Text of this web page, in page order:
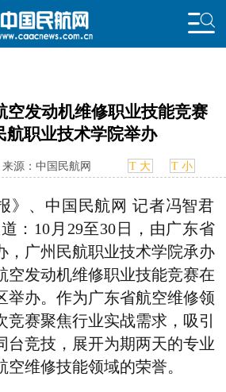
国内 国际
智库 专题 舆情
空发动机维修职业技能竞赛
航职业技术学院举办
来源：中国民航网 T 大 T 小
》、中国民航网 记者冯智君
： 10月29至30 日，由广东省
，广州民航职业技术学院承办
空发动机维修职业技能竞赛在
举办。 作为广东省航空维修领
竞赛聚焦行业实战需求，吸引
台竞技，展开为期两天的专业
空维修技能领域的荣誉。